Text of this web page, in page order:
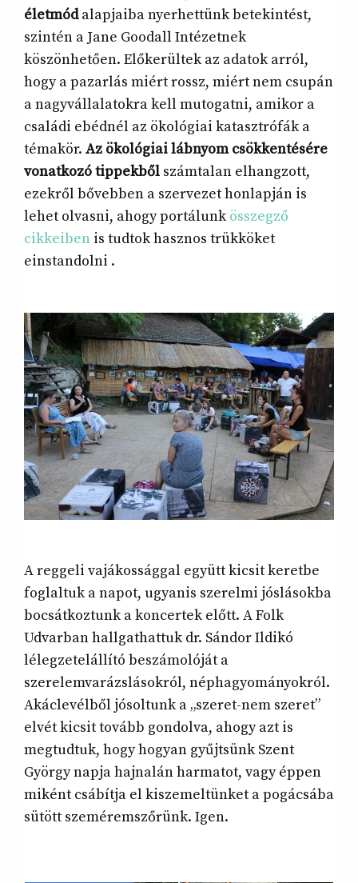
életmódalapjaiba nyerhettünk betekintést,
szintén a Jane Goodall Intézetnek
köszönhetően. Előkerültek az adatok arról,
hogy a pazarlás miért rossz, miért nem csupán
a nagyvállalatokra kell mutogatni, amikor a
családi ebédnél az ökológiai katasztrófák a
témakör. Az ökológiai lábnyom csökkentésére
vonatkozó tippekből számtalan elhangzott,
ezekről bővebben a szervezet honlapján is
lehet olvasni, ahogy portálunk összegző
cikkeiben is tudtok hasznos trükköket
einstandolni .
A reggeli vajákossággal együtt kicsit keretbe
foglaltuk a napot, ugyanis szerelmi jóslásokba
bocsátkoztunk a koncertek előtt. A Folk
Udvarban hallgathattuk dr. Sándor Ildikó
lélegzetelállító beszámolóját a
szerelemvarázslásokról, néphagyományokról.
Akáclevélből jósoltunk a „szeret-nem szeret”
elvét kicsit tovább gondolva, ahogy azt is
megtudtuk, hogy hogyan gyűjtsünk Szent
György napja hajnalán harmatot, vagy éppen
miként csábítja el kiszemeltünket a pogácsába
sütött szeméremszőrünk. Igen.